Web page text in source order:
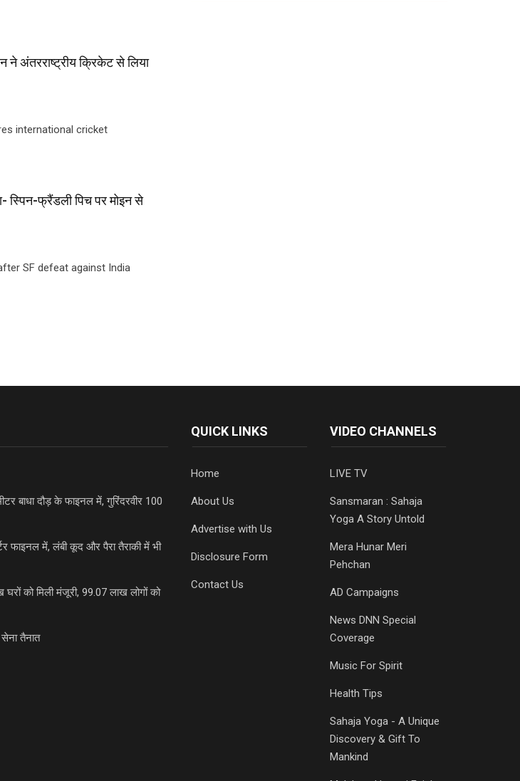
ने अंतरराष्ट्रीय क्रिकेट से लिया
international cricket
स्पिन-फ्रैंडली पिच पर मोइन से
SF defeat against India
बाधा दौड़ के फाइनल में, गुरिंदरवीर 100
फाइनल में, लंबी कूद और पैरा तैराकी में भी
को मिली मंजूरी, 99.07 लाख लोगों को
तैनात
QUICK LINKS
Home
About Us
Advertise with Us
Disclosure Form
Contact Us
VIDEO CHANNELS
LIVE TV
Sansmaran : Sahaja
Yoga A Story Untold
Mera Hunar Meri
Pehchan
AD Campaigns
News DNN Special
Coverage
Music For Spirit
Health Tips
Sahaja Yoga - A Unique
Discovery & Gift To
Mankind